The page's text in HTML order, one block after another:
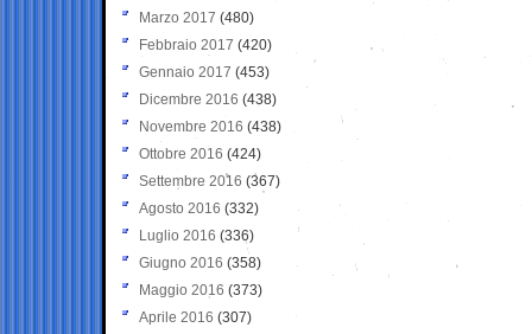
Marzo 2017 (480)
Febbraio 2017 (420)
Gennaio 2017 (453)
Dicembre 2016 (438)
Novembre 2016 (438)
Ottobre 2016 (424)
Settembre 2016 (367)
Agosto 2016 (332)
Luglio 2016 (336)
Giugno 2016 (358)
Maggio 2016 (373)
Aprile 2016 (307)